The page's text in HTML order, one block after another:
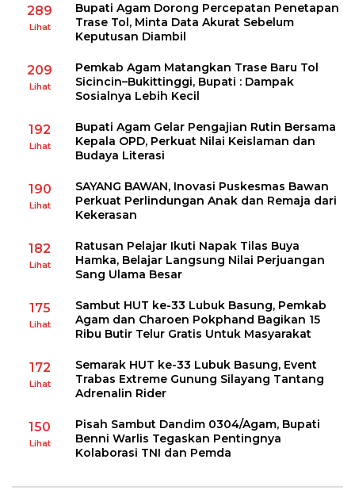
289
Lihat
Bupati Agam Dorong Percepatan Penetapan
Trase Tol, Minta Data Akurat Sebelum
Keputusan Diambil
209
Lihat
Pemkab Agam Matangkan Trase Baru Tol
Sicincin–Bukittinggi, Bupati : Dampak
Sosialnya Lebih Kecil
192
Lihat
Bupati Agam Gelar Pengajian Rutin Bersama
Kepala OPD, Perkuat Nilai Keislaman dan
Budaya Literasi
190
Lihat
SAYANG BAWAN, Inovasi Puskesmas Bawan
Perkuat Perlindungan Anak dan Remaja dari
Kekerasan
182
Lihat
Ratusan Pelajar Ikuti Napak Tilas Buya
Hamka, Belajar Langsung Nilai Perjuangan
Sang Ulama Besar
175
Lihat
Sambut HUT ke-33 Lubuk Basung, Pemkab
Agam dan Charoen Pokphand Bagikan 15
Ribu Butir Telur Gratis Untuk Masyarakat
172
Lihat
Semarak HUT ke-33 Lubuk Basung, Event
Trabas Extreme Gunung Silayang Tantang
Adrenalin Rider
150
Lihat
Pisah Sambut Dandim 0304/Agam, Bupati
Benni Warlis Tegaskan Pentingnya
Kolaborasi TNI dan Pemda